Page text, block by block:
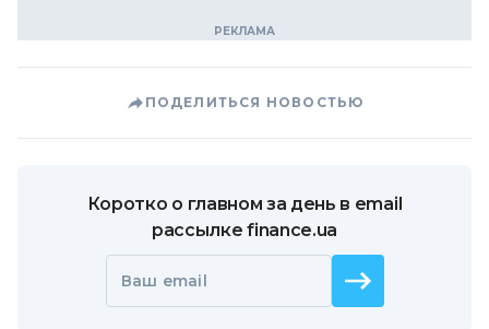
ПОДЕЛИТЬСЯ НОВОСТЬЮ
Коротко о главном за день в email
рассылке finance.ua
Ваш email